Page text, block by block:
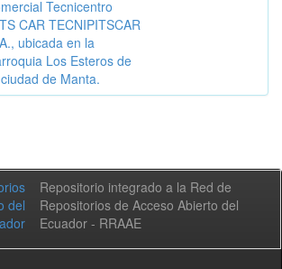
Tecnicentro
CAR TECNIPITSCAR
ubicada en la
Los Esteros de
de Manta.
Repositorio integrado a la Red de
Repositorios de Acceso Abierto del
Ecuador - RRAAE